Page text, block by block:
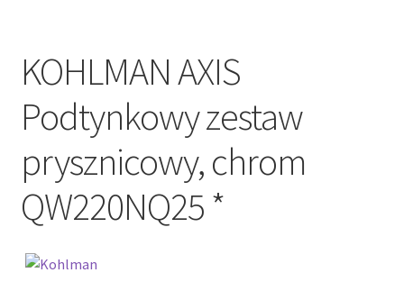
KOHLMAN AXIS
Podtynkowy zestaw
prysznicowy, chrom
QW220NQ25 *